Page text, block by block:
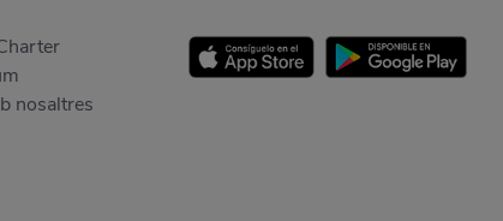
nosaltres